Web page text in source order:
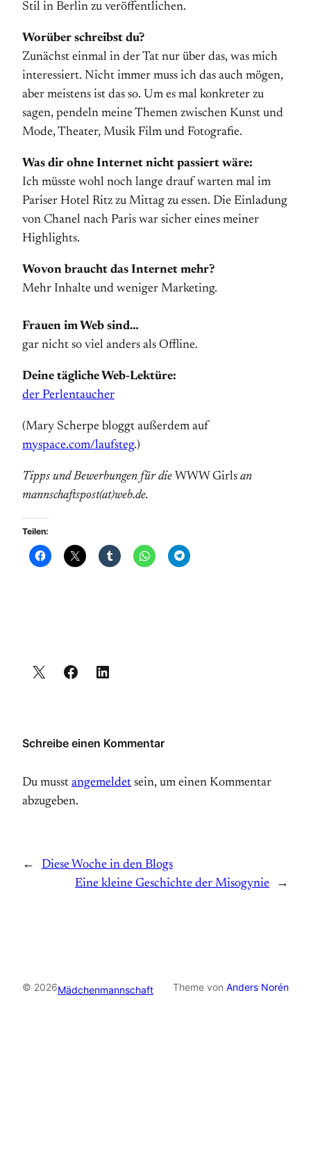
Stil in Berlin zu veröffentlichen.
Worüber schreibst du?
Zunächst einmal in der Tat nur über das, was mich
interessiert. Nicht immer muss ich das auch mögen,
aber meistens ist das so. Um es mal konkreter zu
sagen, pendeln meine Themen zwischen Kunst und
Mode, Theater, Musik Film und Fotografie.
Was dir ohne Internet nicht passiert wäre:
Ich müsste wohl noch lange drauf warten mal im
Pariser Hotel Ritz zu Mittag zu essen. Die Einladung
von Chanel nach Paris war sicher eines meiner
Highlights.
Wovon braucht das Internet mehr?
Mehr Inhalte und weniger Marketing.
Frauen im Web sind…
gar nicht so viel anders als Offline.
Deine tägliche Web-Lektüre:
der Perlentaucher
(Mary Scherpe bloggt außerdem auf
myspace.com/laufsteg.)
Tipps und Bewerbungen für die WWW Girls an
mannschaftspost(at)web.de.
Teilen:
Schreibe einen Kommentar
Du musst angemeldet sein, um einen Kommentar
abzugeben.
←
Diese Woche in den Blogs
Eine kleine Geschichte der Misogynie
→
© 2026Mädchenmannschaft Theme von Anders Norén